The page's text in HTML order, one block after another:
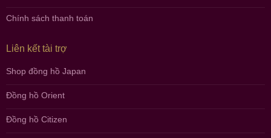
Chính sách thanh toán
Liên kết tài trợ
Shop đồng hồ Japan
Đồng hồ Orient
Đồng hồ Citizen